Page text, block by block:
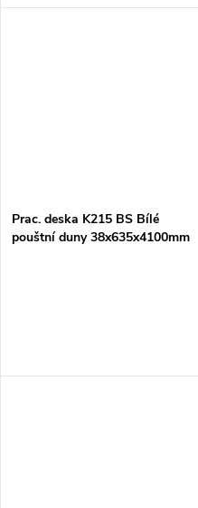
Prac. deska K215 BS Bílé
pouštní duny 38x635x4100mm